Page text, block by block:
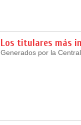
Los titulares más
Generados por la